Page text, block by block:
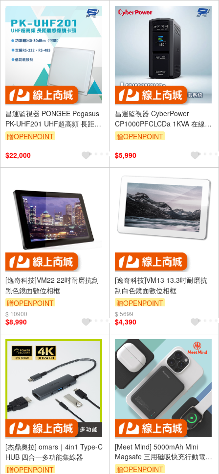
昌運監視器 PONGEE Pegasus
PK-UHF201 UHF超高頻 長距離
感應讀卡頭
贈OPENPOINT
$22,000
昌運監視器 CyberPower
CP1000PFCLCDa 1KVA 在線互
動式PFC正弦波UPS不斷電系統
贈OPENPOINT
$5,990
[逸奇科技]VM22 22吋耐磨抗刮
黑色鏡面數位相框
贈OPENPOINT
$ 10900
$8,990
[逸奇科技]VM13 13.3吋耐磨抗
刮白色鏡面數位相框
贈OPENPOINT
$ 5699
$4,390
[杰鼎奧拉] omars｜4in1 Type-C
HUB 四合一多功能集線器
贈OPENPOINT
[Meet Mind] 5000mAh Mini
Magsafe 三用磁吸快充行動電源
軍綠
贈OPENPOINT